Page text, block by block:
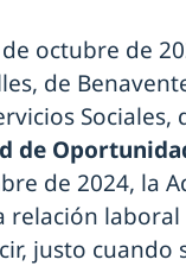
octubre de
de
de
de 2024, la
relación
justo cuando